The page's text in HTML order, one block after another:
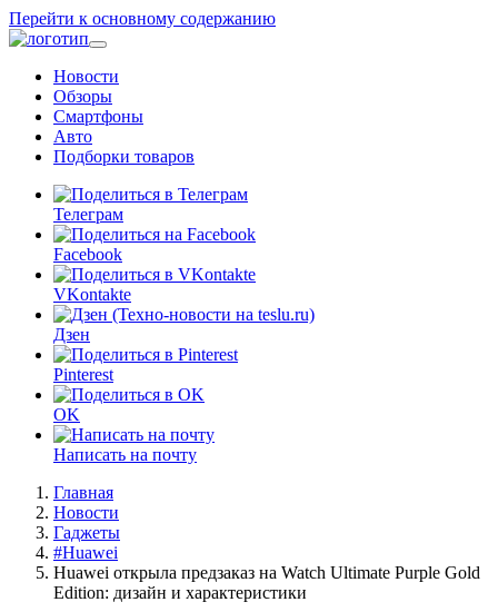
Перейти к основному содержанию
Новости
Обзоры
Смартфоны
Авто
Подборки товаров
Телеграм
Facebook
VKontakte
Дзен
Pinterest
OK
Написать на почту
Главная
Новости
Гаджеты
#Huawei
Huawei открыла предзаказ на Watch Ultimate Purple Gold
Edition: дизайн и характеристики